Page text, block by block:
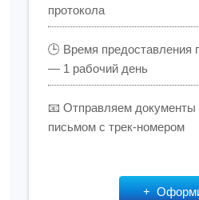
протокола
🕒 Время предоставления
— 1 рабочий день
📧 Отправляем
письмом с трек-номером